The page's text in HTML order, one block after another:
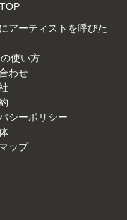
アーティストを呼びた
使い方
わせ
シーポリシー
ップ